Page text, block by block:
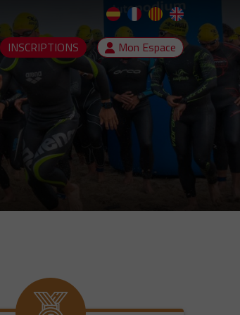
INSCRIPTIONS Mon Espace